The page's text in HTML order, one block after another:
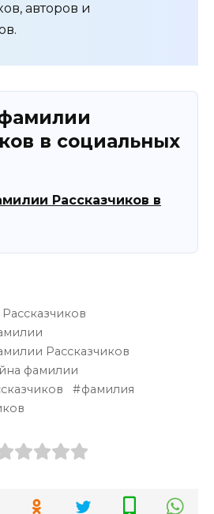
авторов и
в социальных
Рассказчиков в
Рассказчиков
фамилии
фамилия